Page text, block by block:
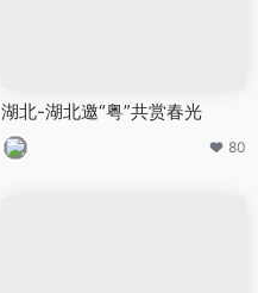
湖北-湖北邀“粤”共赏春光
80